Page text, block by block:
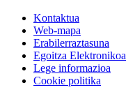
Kontaktua
Web-mapa
Erabilerraztasuna
Egoitza Elektronikoa
Lege informazioa
Cookie politika